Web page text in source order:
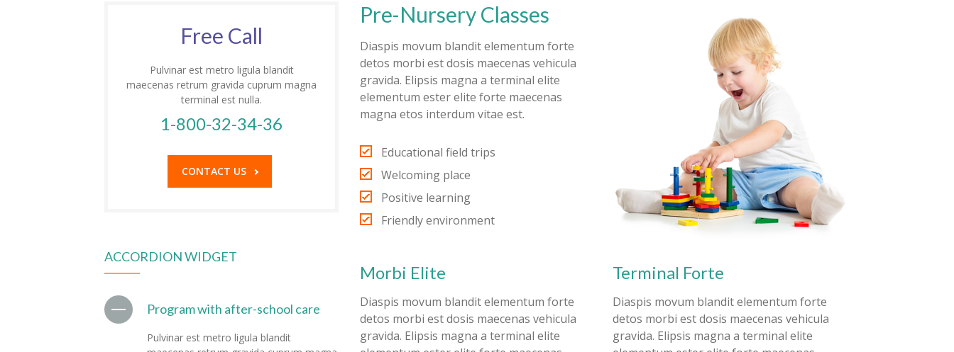
Free Call
Pulvinar est metro ligula blandit
maecenas retrum gravida cuprum magna
terminal est nulla.
1-800-32-34-36
CONTACT US
ACCORDION WIDGET
Program with after-school care
Pulvinar est metro ligula blandit
Pre-Nursery Classes
Diaspis movum blandit elementum forte
detos morbi est dosis maecenas vehicula
gravida. Elipsis magna a terminal elite
elementum ester elite forte maecenas
magna etos interdum vitae est.
Educational field trips
Welcoming place
Positive learning
Friendly environment
Morbi Elite
Diaspis movum blandit elementum forte
detos morbi est dosis maecenas vehicula
gravida. Elipsis magna a terminal elite
Terminal Forte
Diaspis movum blandit elementum forte
detos morbi est dosis maecenas vehicula
gravida. Elipsis magna a terminal elite